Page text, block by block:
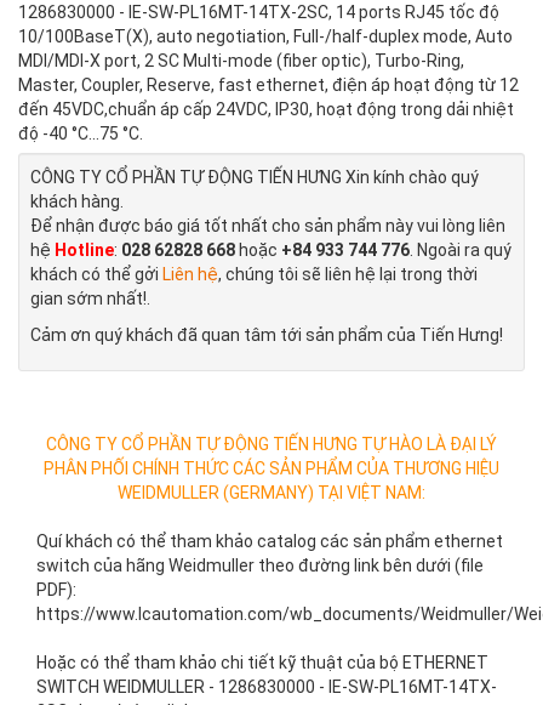
1286830000 - IE-SW-PL16MT-14TX-2SC, 14 ports RJ45 tốc độ
10/100BaseT(X), auto negotiation, Full-/half-duplex mode, Auto
MDI/MDI-X port, 2 SC Multi-mode (fiber optic), Turbo-Ring,
Master, Coupler, Reserve, fast ethernet, điện áp hoạt động từ 12
đến 45VDC,chuẩn áp cấp 24VDC, IP30, hoạt động trong dải nhiệt
độ -40 °C...75 °C.
CÔNG TY CỔ PHẦN TỰ ĐỘNG TIẾN HƯNG Xin kính chào quý
khách hàng.
Để nhận được báo giá tốt nhất cho sản phẩm này vui lòng liên
hệ Hotline: 028 62828 668 hoặc +84 933 744 776. Ngoài ra quý
khách có thể gởi Liên hệ, chúng tôi sẽ liên hệ lại trong thời
gian sớm nhất!.
Cảm ơn quý khách đã quan tâm tới sản phẩm của Tiến Hưng!
CÔNG TY CỔ PHẦN TỰ ĐỘNG TIẾN HƯNG TỰ HÀO LÀ ĐẠI LÝ
PHÂN PHỐI CHÍNH THỨC CÁC SẢN PHẨM CỦA THƯƠNG HIỆU
WEIDMULLER (GERMANY) TẠI VIỆT NAM:
Quí khách có thể tham khảo catalog các sản phẩm ethernet
switch của hãng Weidmuller theo đường link bên dưới (file
PDF):
https://www.lcautomation.com/wb_documents/Weidmuller/
Hoặc có thể tham khảo chi tiết kỹ thuật của bộ ETHERNET
SWITCH WEIDMULLER - 1286830000 - IE-SW-PL16MT-14TX-